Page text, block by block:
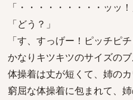
「・・・・・・・・・ッッ！
「どう？」
「す、すっげー！ピッチピチ
かなりキツキツのサイズのブ
体操着は丈が短くて、姉の
窮屈な体操着に包まれて、